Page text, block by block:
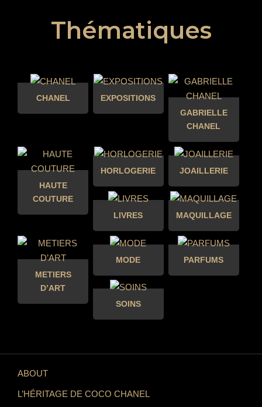
Thématiques
CHANEL
EXPOSITIONS
GABRIELLE
CHANEL
HAUTE
COUTURE
HORLOGERIE JOAILLERIE
LIVRES MAQUILLAGE
METIERS
D’ART
MODE PARFUMS
SOINS
ABOUT
L’HÉRITAGE DE COCO CHANEL